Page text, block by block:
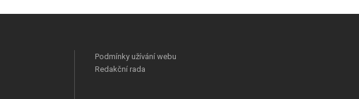
Podmínky užívání webu
Redakční rada